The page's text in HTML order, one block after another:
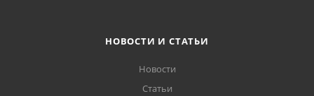
НОВОСТИ И СТАТЬИ
Новости
Статьи